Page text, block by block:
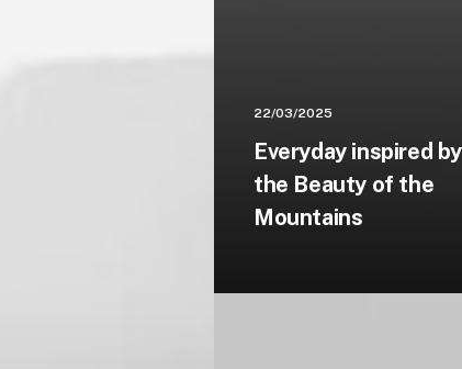
22/03/2025
Everyday inspired by
the Beauty of the
Mountains